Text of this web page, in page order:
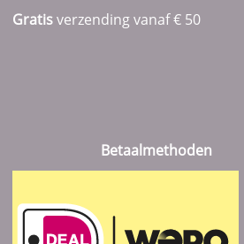
Gratisverzending vanaf € 50
Betaalmethoden